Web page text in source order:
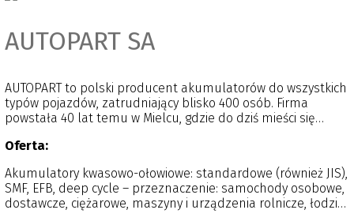
AUTOPART SA
AUTOPART to polski producent akumulatorów do wszystkich
typów pojazdów, zatrudniający blisko 400 osób. Firma
powstała 40 lat temu w Mielcu, gdzie do dziś mieści się
technologie, osiągnięcia robotyki i automatyzacji. Rocznie
trafia do 50 krajów na całym świecie. Marka AUTOPART
obecna jest w całej Europie, Azji, na Bliskim Wschodzie i w
Afryce.
Oferta:
Akumulatory kwasowo-ołowiowe: standardowe (również JIS),
SMF, EFB, deep cycle – przeznaczenie: samochody osobowe,
dostawcze, ciężarowe, maszyny i urządzenia rolnicze, łodzie